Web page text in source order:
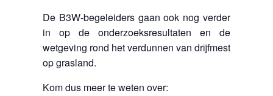
De B3W-begeleiders gaan ook nog verder
in op de onderzoeksresultaten en de
wetgeving rond het verdunnen van drijfmest
op grasland.
Kom dus meer te weten over: